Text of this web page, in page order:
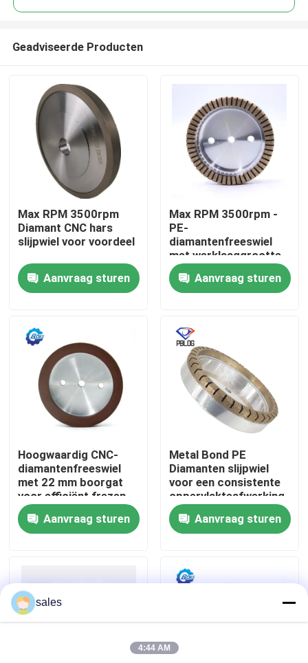
Thuis
Over ons
Fabrieksreis
Contacteer ons
nieuws
diamant malend wiel
Gegalvaniseerd malend wiel
Geadviseerde Producten
Max RPM 3500rpm
Diamant CNC hars
slijpwiel voor voordeel
Aanvraag sturen
Max RPM 3500rpm -
PE-
diamantenfreeswiel
met werklaaggrootte
10*3-15mm
Aanvraag sturen
Hoogwaardig CNC-
diamantenfreeswiel
met 22 mm boorgat
voor efficiënt frezen
Aanvraag sturen
Metal Bond PE
Diamanten slijpwiel
voor een consistente
oppervlakteafwerking
Aanvraag sturen
sales
4:44 AM